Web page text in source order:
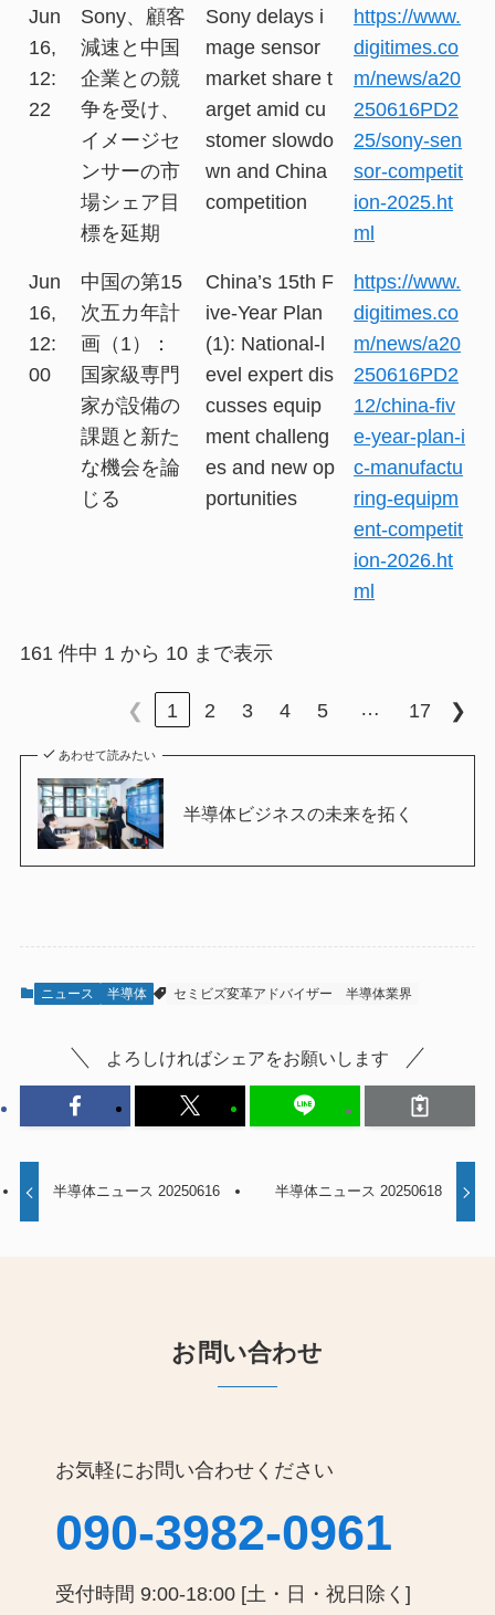
Jun
16,
12:
22
Sony、顧客
減速と中国
企業との競
争を受け、
イメージセ
ンサーの市
場シェア目
標を延期
Sony delays i
mage sensor
market share t
arget amid cu
stomer slowdo
wn and China
competition
https://www.
digitimes.co
m/news/a20
250616PD2
25/sony-sen
sor-competit
ion-2025.ht
ml
Jun
16,
12:
00
中国の第15
次五カ年計
画（1）：
国家級専門
家が設備の
課題と新た
な機会を論
じる
China’s 15th F
ive-Year Plan
(1): National-l
evel expert dis
cusses equip
ment challeng
es and new op
portunities
https://www.
digitimes.co
m/news/a20
250616PD2
12/china-fiv
e-year-plan-i
c-manufactu
ring-equipm
ent-competit
ion-2026.ht
ml
161 件中 1 から 10 まで表示
❮ 1 2 3 4 5 … 17 ❯
あわせて読みたい
半導体ビジネスの未来を拓く
ニュース 半導体 セミビズ変革アドバイザー 半導体業界
よろしければシェアをお願いします
半導体ニュース 20250616 半導体ニュース 20250618
お問い合わせ
お気軽にお問い合わせください
090-3982-0961
受付時間 9:00-18:00 [土・日・祝日除く]